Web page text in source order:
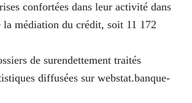
confortées dans leur activité dans
la médiation du crédit, soit 11 172
de surendettement traités
diffusées sur webstat.banque-